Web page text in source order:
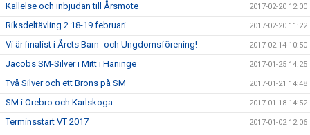
Kallelse och inbjudan till Årsmöte 2017-02-20 12:00
Riksdeltävling 2 18-19 februari 2017-02-20 11:22
Vi är finalist i Årets Barn- och Ungdomsförening! 2017-02-14 10:50
Jacobs SM-Silver i Mitt i Haninge 2017-01-25 14:25
Två Silver och ett Brons på SM 2017-01-21 14:48
SM i Örebro och Karlskoga 2017-01-18 14:52
Terminsstart VT 2017 2017-01-02 12:06